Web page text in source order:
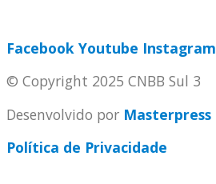
Facebook Youtube Instagram
© Copyright 2025 CNBB Sul 3
Desenvolvido por Masterpress
Política de Privacidade